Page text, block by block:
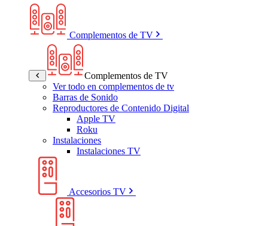
Complementos de TV
Complementos de TV
Ver todo en complementos de tv
Barras de Sonido
Reproductores de Contenido Digital
Apple TV
Roku
Instalaciones
Instalaciones TV
Accesorios TV